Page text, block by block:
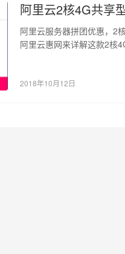
阿里云2核4G共享
阿里云服务器拼团优惠，2
阿里云惠网来详解这款2核
2018年10月12日